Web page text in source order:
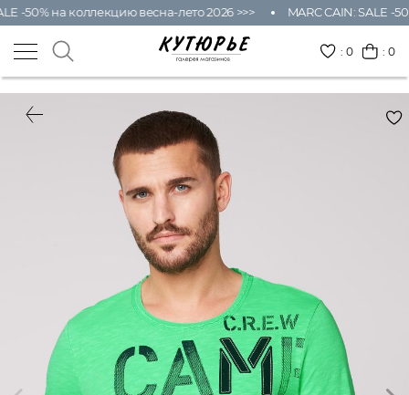
-50% на коллекцию весна-лето 2026 >>> MARC CAIN: SALE -
:0 : 0